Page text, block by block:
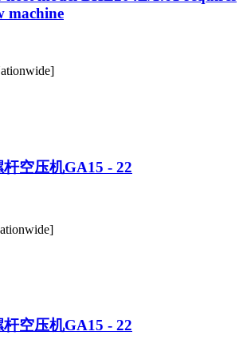
machine
杆空压机GA15 - 22
杆空压机GA15 - 22